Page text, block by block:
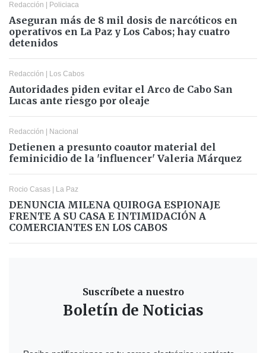
Redacción Policiaca
Aseguran más de 8 mil dosis de narcóticos en
operativos en La Paz y Los Cabos; hay cuatro
detenidos
Redacción Los Cabos
Autoridades piden evitar el Arco de Cabo San
Lucas ante riesgo por oleaje
Redacción Nacional
Detienen a presunto coautor material del
feminicidio de la 'influencer' Valeria Márquez
Rocio Casas La Paz
DENUNCIA MILENA QUIROGA ESPIONAJE
FRENTE A SU CASA E INTIMIDACIÓN A
COMERCIANTES EN LOS CABOS
Suscríbete a nuestro
Boletín de Noticias